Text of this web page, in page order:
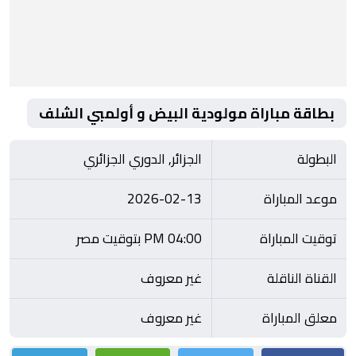
بطاقة مباراة مولودية البيض و أولمبي الشلف
البطولة
الجزائر, الدوري الجزائري
موعد المباراة
2026-02-13
توقيت المباراة
04:00 PM بتوقيت مصر
القناة الناقلة
غير معروف
معلق المباراة
غير معروف